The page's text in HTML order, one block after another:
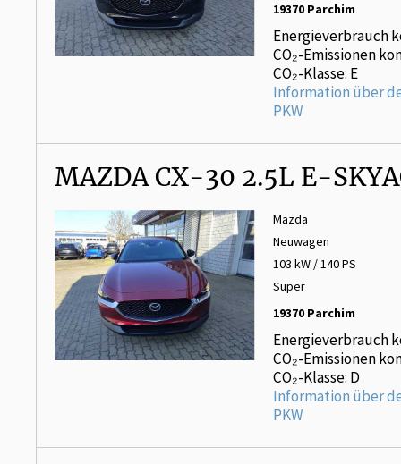
19370 Parchim
Energieverbrauch
CO₂-Emissionen
CO₂-Klasse: E
Information über
PKW
MAZDA CX-30 2.5L E-
Mazda
Neuwagen
103 kW / 140 PS
Super
19370 Parchim
Energieverbrauch
CO₂-Emissionen
CO₂-Klasse: D
Information über
PKW